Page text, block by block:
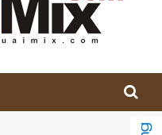
representam o Brasil no